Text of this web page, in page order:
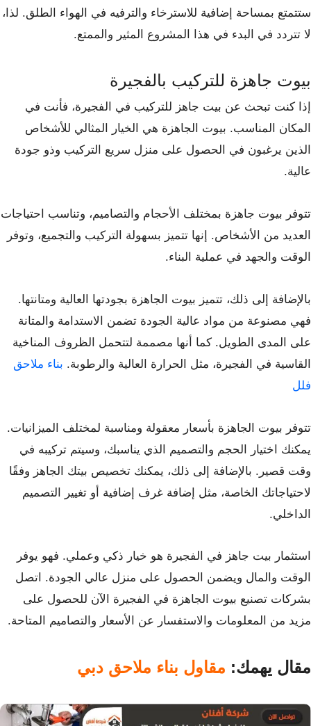
ستتمتع بمساحة إضافية للاسترخاء والترفيه في الهواء الطلق. لذا،
لا تتردد في البدء في هذا المشروع المثير والممتع.
بيوت جاهزة للتركيب بالفجيرة
إذا كنت تبحث عن بيت جاهز للتركيب في الفجيرة، فأنت في
المكان المناسب. بيوت الجاهزة هي الخيار المثالي للأشخاص
الذين يرغبون في الحصول على منزل سريع التركيب وذو جودة
عالية.
تتوفر بيوت جاهزة بمختلف الأحجام والتصاميم، وتناسب احتياجات
العديد من الأشخاص. إنها تتميز بسهولة التركيب والتجميع، وتوفر
الوقت والجهد في عملية البناء.
بالإضافة إلى ذلك، تتميز بيوت الجاهزة بجودتها العالية ومتانتها.
فهي مصنوعة من مواد عالية الجودة تضمن الاستدامة والمتانة
على المدى الطويل. كما أنها مصممة لتتحمل الظروف المناخية
القاسية في الفجيرة، مثل الحرارة العالية والرطوبة. بناء ملاحق
فلل
تتوفر بيوت الجاهزة بأسعار معقولة ومناسبة لمختلف الميزانيات.
يمكنك اختيار الحجم والتصميم الذي يناسبك، وسيتم تركيبه في
وقت قصير. بالإضافة إلى ذلك، يمكنك تخصيص بيتك الجاهز وفقًا
لاحتياجاتك الخاصة، مثل إضافة غرف إضافية أو تغيير التصميم
الداخلي.
استثمار بيت جاهز في الفجيرة هو خيار ذكي وعملي. فهو يوفر
الوقت والمال ويضمن الحصول على منزل عالي الجودة. اتصل
بشركات تصنيع بيوت الجاهزة في الفجيرة الآن للحصول على
مزيد من المعلومات والاستفسار عن الأسعار والتصاميم المتاحة.
مقال يهمك: مقاول بناء ملاحق دبي